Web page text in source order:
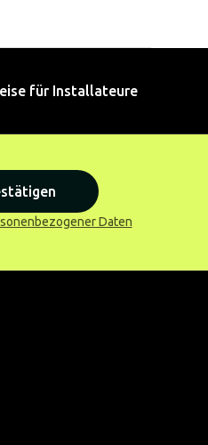
für Installateure
Daten